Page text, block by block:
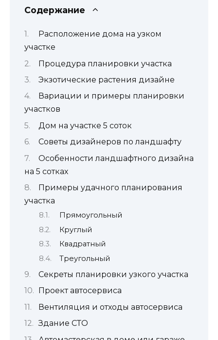
Содержание
Расположение дома на узком
участке
Процедура планировки участка
Экзотические растения дизайне
Вариации и примеры планировки
участков
Дом на участке 5 соток
Советы дизайнеров по ландшафту
Особенности ландшафтного дизайна
на 5 сотках
Примеры удачного планирования
участка
Прямоугольный
Круглый
Квадратный
Треугольный
Секреты планировки узкого участка
Проект автосервиса
Вентиляция и отходы автосервиса
Здание СТО